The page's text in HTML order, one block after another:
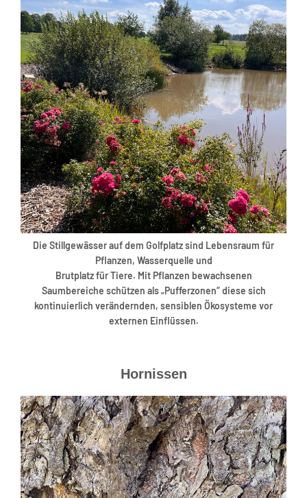
Die Stillgewässer auf dem Golfplatz sind Lebensraum für
Pflanzen, Wasserquelle und
Brutplatz für Tiere. Mit Pflanzen bewachsenen
Saumbereiche schützen als „Pufferzonen“ diese sich
kontinuierlich verändernden, sensiblen Ökosysteme vor
externen Einflüssen.
Hornissen